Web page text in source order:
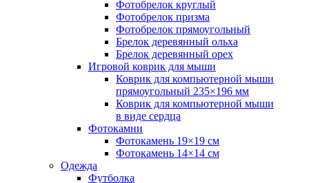
Фотобрелок круглый
Фотобрелок призма
Фотобрелок прямоугольный
Брелок деревянный ольха
Брелок деревянный орех
Игровой коврик для мыши
Коврик для компьютерной мыши
прямоугольный 235×196 мм
Коврик для компьютерной мыши
в виде сердца
Фотокамни
Фотокамень 19×19 см
Фотокамень 14×14 см
Одежда
Футболка